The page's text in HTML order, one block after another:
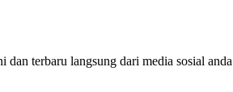
dan terbaru langsung dari media sosial anda